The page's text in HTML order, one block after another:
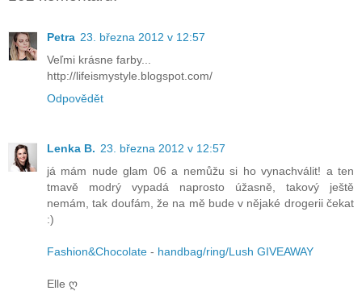
Petra 23. března 2012 v 12:57
Veľmi krásne farby...
http://lifeismystyle.blogspot.com/
Odpovědět
Lenka B. 23. března 2012 v 12:57
já mám nude glam 06 a nemůžu si ho vynachválit! a ten
tmavě modrý vypadá naprosto úžasně, takový ještě
nemám, tak doufám, že na mě bude v nějaké drogerii čekat
:)
Fashion&Chocolate - handbag/ring/Lush GIVEAWAY
Elle ღ